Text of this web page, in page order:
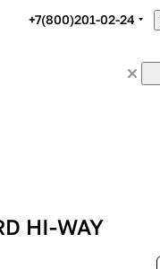
+7(800)201-02-24
HI-WAY